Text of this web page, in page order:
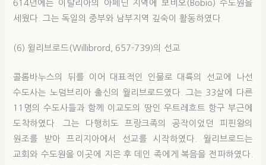
614년에는 이탈리아의 아페닌 지역에 보비오(Bobio) 수도원을
세웠다. 그는 독일의 중부와 남부지역 깊숙이 활동하였다.
(6) 윌리브로드(Willibrord, 657-739)의 선교
콜롬바누스의 뒤를 이어 대표적인 인물로 대륙의 선교에 나선
수도사는 노덤브리아 출신의 월리브로드였다. 그는 33살에 다른
11명의 수도사들과 함께 이교도의 땅인 우트레흐트 항구 부근에
도착하였다. 그는 다행히도 프랑크족의 공작이었던 피핀왕의
원조를 받아 프리지아에서 선교를 시작하였다. 월리브로드는
교회와 수도원을 이곳에 지은 후 데인 족에게 복음을 전파하였다.